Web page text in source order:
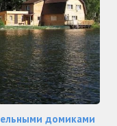
домиками